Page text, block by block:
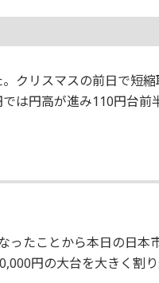
クリスマスの前日で短
は円高が進み110円台前
ったことから本日の日本
円の大台を大きく割